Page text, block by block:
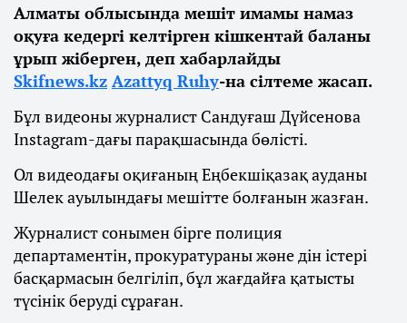
Алматы облысында мешіт имамы намаз
оқуға кедергі келтірген кішкентай баланы
ұрып жіберген, деп хабарлайды
Skifnews.kz Azattyq Ruhy-на сілтеме жасап.
Бұл видеоны журналист Сандуғаш Дүйсенова
Instagram-дағы парақшасында бөлісті.
Ол видеодағы оқиғаның Еңбекшіқазақ ауданы
Шелек ауылындағы мешітте болғанын жазған.
Журналист сонымен бірге полиция
департаментін, прокуратураны және дін істері
басқармасын белгіліп, бұл жағдайға қатысты
түсінік беруді сұраған.